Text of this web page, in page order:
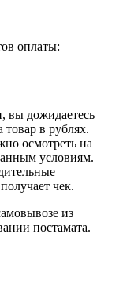
оплаты:
вы дожидаетесь
товар в рублях.
осмотреть на
условиям.
чек.
из
постамата.